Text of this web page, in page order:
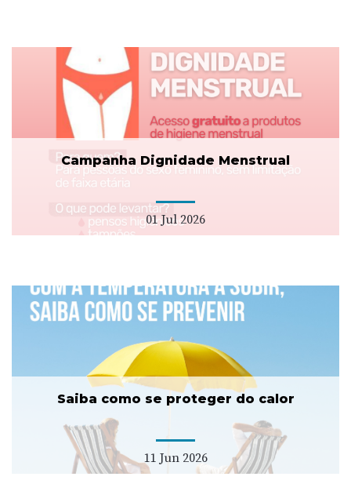
Campanha Dignidade Menstrual
01 Jul 2026
Saiba como se proteger do calor
11 Jun 2026